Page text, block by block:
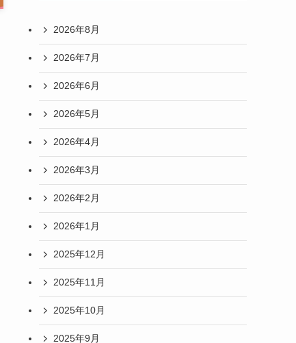
2026年8月
2026年7月
2026年6月
2026年5月
2026年4月
2026年3月
2026年2月
2026年1月
2025年12月
2025年11月
2025年10月
2025年9月